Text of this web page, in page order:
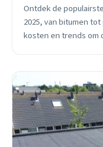
Ontdek de
2025, van bitumen
kosten en trends om